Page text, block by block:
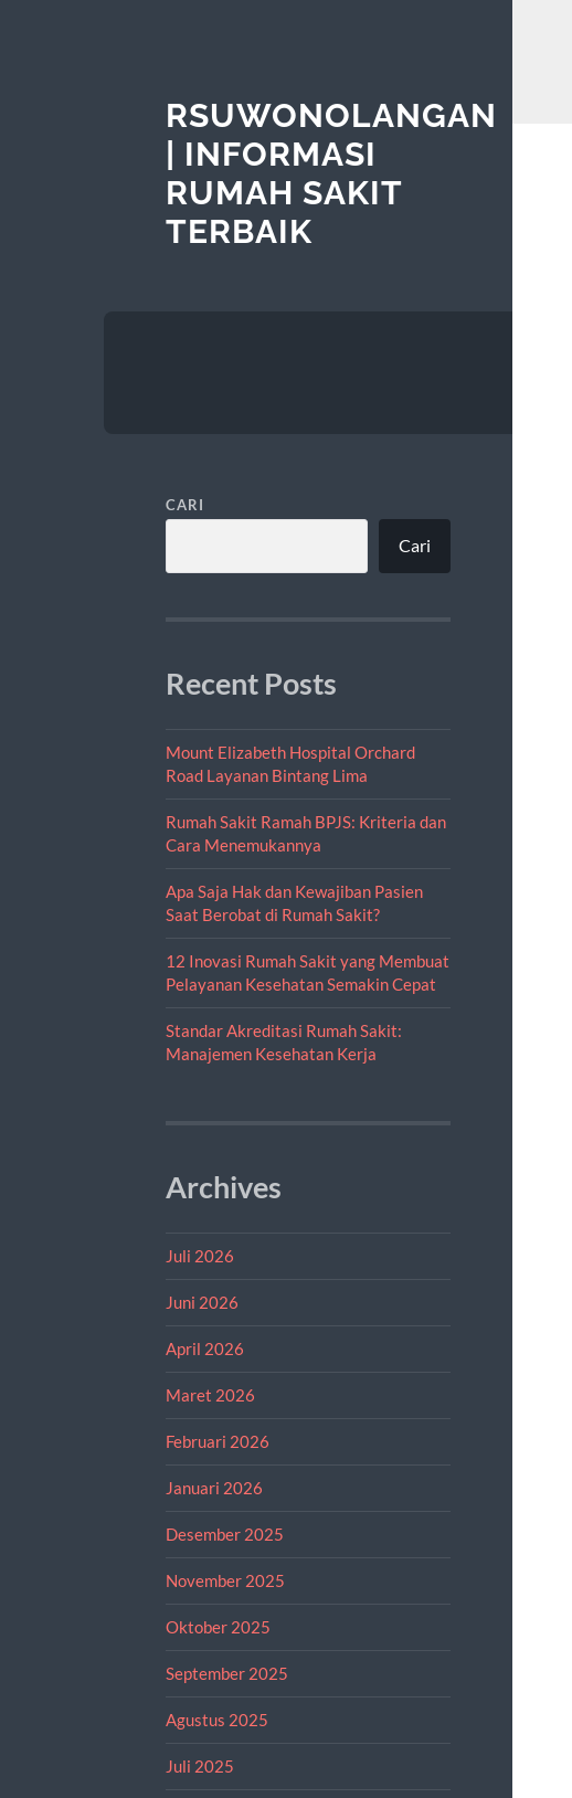
RSUWONOLANGAN
| INFORMASI
RUMAH SAKIT
TERBAIK
CARI
Cari
Recent Posts
Mount Elizabeth Hospital Orchard
Road Layanan Bintang Lima
Rumah Sakit Ramah BPJS: Kriteria dan
Cara Menemukannya
Apa Saja Hak dan Kewajiban Pasien
Saat Berobat di Rumah Sakit?
12 Inovasi Rumah Sakit yang Membuat
Pelayanan Kesehatan Semakin Cepat
Standar Akreditasi Rumah Sakit:
Manajemen Kesehatan Kerja
Archives
Juli 2026
Juni 2026
April 2026
Maret 2026
Februari 2026
Januari 2026
Desember 2025
November 2025
Oktober 2025
September 2025
Agustus 2025
Juli 2025